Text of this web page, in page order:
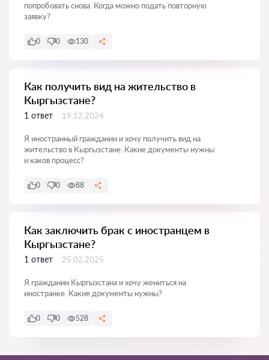
попробовать снова. Когда можно подать повторную
заявку?
0 0 130
Как получить вид на жительство в
Кыргызстане?
1 ответ 19.12.2024
Я иностранный гражданин и хочу получить вид на
жительство в Кыргызстане. Какие документы нужны
и каков процесс?
0 0 88
Как заключить брак с иностранцем в
Кыргызстане?
1 ответ 25.02.2025
Я гражданин Кыргызстана и хочу жениться на
иностранке. Какие документы нужны?
0 0 528